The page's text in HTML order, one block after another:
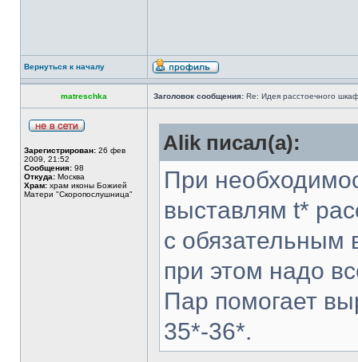
Вернуться к началу
matreschka Заголовок сообщения: Re: Идея расстоечного
Зарегистрирован: 26 фев
2009, 21:52
Сообщения: 98
Откуда: Москва
Храм: храм иконы Божией
Матери "Скоропослушница"
Alik писал(а):
При
выставлям t*
с обязательным
при этом надо
Пар помогает
35*-36*.